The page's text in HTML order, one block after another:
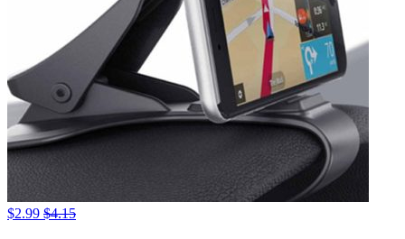
$2.99 $4.15